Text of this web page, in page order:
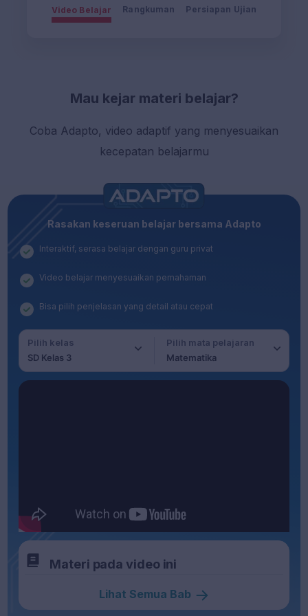
W2 Agustus
Video Belajar Rangkuman Persiapan Ujian
Mau kejar materi belajar?
Coba Adapto, video adaptif yang menyesuaikan
kecepatan belajarmu
Rasakan keseruan belajar bersama Adapto
Interaktif, serasa belajar dengan guru privat
Video belajar menyesuaikan pemahaman
Bisa pilih penjelasan yang detail atau cepat
Pilih kelas
SD Kelas 3
Pilih mata pelajaran
Matematika
Materi pada video ini
Lihat Semua Bab